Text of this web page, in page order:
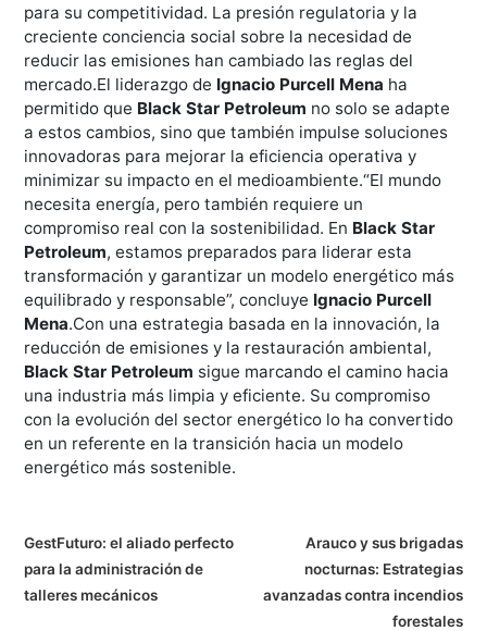
para su competitividad. La presión regulatoria y la
creciente conciencia social sobre la necesidad de
reducir las emisiones han cambiado las reglas del
mercado.El liderazgo de Ignacio Purcell Mena ha
permitido que Black Star Petroleum no solo se adapte
a estos cambios, sino que también impulse soluciones
innovadoras para mejorar la eficiencia operativa y
minimizar su impacto en el medioambiente.“El mundo
necesita energía, pero también requiere un
compromiso real con la sostenibilidad. En Black Star
Petroleum, estamos preparados para liderar esta
transformación y garantizar un modelo energético más
equilibrado y responsable”, concluye Ignacio Purcell
Mena.Con una estrategia basada en la innovación, la
reducción de emisiones y la restauración ambiental,
Black Star Petroleum sigue marcando el camino hacia
una industria más limpia y eficiente. Su compromiso
con la evolución del sector energético lo ha convertido
en un referente en la transición hacia un modelo
energético más sostenible.
N
a
GestFuturo: el aliado perfecto
para la administración de
talleres mecánicos
Arauco y sus brigadas
nocturnas: Estrategias
avanzadas contra incendios
forestales